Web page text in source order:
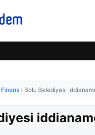
Finans › Bolu Belediyesi